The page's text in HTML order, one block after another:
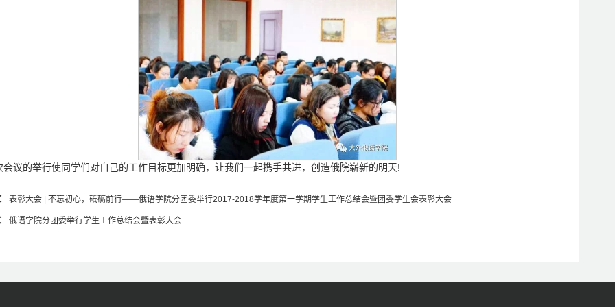
会议的举行使同学们对自己的工作目标更加明确，让我们一起携手共进，创造俄院崭新的明天!
表彰大会 | 不忘初心，砥砺前行——俄语学院分团委举行2017-2018学年度第一学期学生工作总结会暨团委学生会表彰大会
俄语学院分团委举行学生工作总结会暨表彰大会